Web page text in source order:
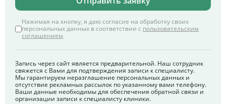
Нажимая на кнопку, я даю согласие на обработку своих
персональных данных в соответствии с пользовательским
соглашением.
Запись через сайт является предварительной. Наш сотрудник
свяжется с Вами для подтверждения записи к специалисту.
Мы гарантируем неразглашение персональных данных и
отсутствие рекламных рассылок по указанному вами телефону.
Ваши данные необходимы для обеспечения обратной связи и
организации записи к специалисту клиники.